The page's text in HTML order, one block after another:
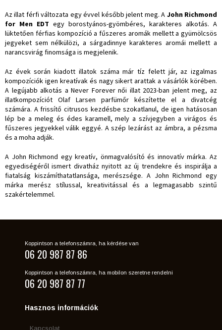
Az illat férfi változata egy évvel később jelent meg. A John Richmond
for Men EDT egy borostyános-gyömbéres, karakteres alkotás. A
lüktetően férfias kompozíció a fűszeres aromák mellett a gyümölcsös
jegyeket sem nélkülözi, a sárgadinnye karakteres aromái mellett a
narancsvirág finomsága is megjelenik.
Az évek során kiadott illatok száma már tíz felett jár, az izgalmas
kompozíciók igen kreatívak és nagy sikert arattak a vásárlók körében.
A legújabb alkotás a Never Forever női illat 2023-ban jelent meg, az
illatkompozíciót Olaf Larsen parfümőr készítette el a divatcég
számára. A frissítő citrusos kezdésbe szokatlanul, de igen hatásosan
lép be a meleg és édes karamell, mely a szívjegyben a virágos és
fűszeres jegyekkel válik eggyé. A szép lezárást az ámbra, a pézsma
és a moha adják.
A John Richmond egy kreatív, önmagvalósító és innovatív márka. Az
egyediségéről ismert divatház nyitott az új trendekre és inspirálja a
fiatalság kiszámíthatatlansága, merészsége. A John Richmond egy
márka merész stílussal, kreativitással és a legmagasabb szintű
szakértelemmel.
Koppintson a telefonszámra, ha kérdése van
06 20 987 87 86
Koppintson a telefonszámra, ha mobilon szeretne rendelni
06 20 987 87 77
Hasznos információk
Kapcsolat